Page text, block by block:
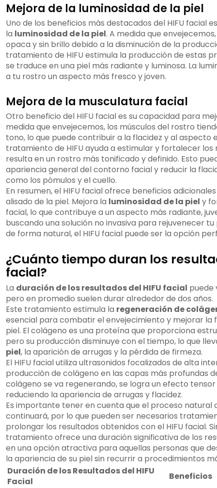
Mejora de la luminosidad de la piel
Uno de los beneficios más destacados del HIFU facial
la luminosidad de la piel. A medida que
opaca y sin brillo debido a la disminución de la
tratamiento de HIFU estimula la producción de estas
se traduce en una piel más radiante y luminosa. La
a tu rostro un aspecto más fresco y joven.
Mejora de la musculatura facial
Otro beneficio del HIFU facial es su capacidad para
medida que envejecemos, los músculos del rostro
tono, lo que puede contribuir a la flacidez y al aspecto
tratamiento de HIFU ayuda a estimular y fortalecer los
resulta en un rostro más tonificado y definido. Esto
apariencia general del contorno facial y reducir la
como los pómulos y el cuello.
En resumen, el HIFU facial ofrece beneficios
alisado de la piel. Mejora la luminosidad de la piel y
facial, lo que contribuye a un aspecto más radiante,
buscando una solución no invasiva para rejuvenecer
de forma natural, el HIFU facial puede ser la opción
¿Cuánto tiempo duran los
facial?
La duración de los resultados del HIFU facial puede
pero en promedio suelen durar alrededor de dos años.
Este tratamiento estimula la regeneración de
esencial para combatir el envejecimiento y mejorar la
piel. El colágeno es una proteína que proporciona
pero su producción disminuye con el tiempo, lo que
piel, la aparición de arrugas y la pérdida de firmeza.
El HIFU facial utiliza ultrasonidos focalizados de alta
producción de colágeno en las capas más profundas
colágeno se va regenerando, se logra un efecto
reduciendo la apariencia de arrugas y flacidez.
Es importante tener en cuenta que el proceso natural
continuará, por lo que pueden ser necesarios
prolongar los resultados obtenidos con el HIFU facial.
tratamiento ofrece una duración significativa de los
en una opción atractiva para aquellas personas que
la apariencia de su piel sin recurrir a procedimientos
Duración de los Resultados del HIFU
Facial
Beneficios